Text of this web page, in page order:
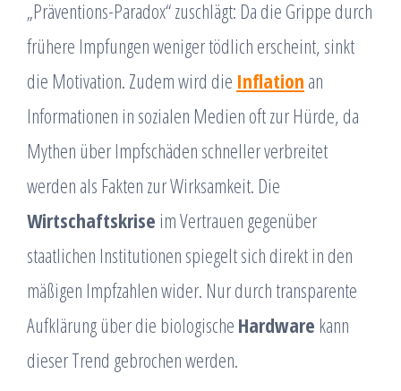
„Präventions-Paradox“ zuschlägt: Da die Grippe durch
frühere Impfungen weniger tödlich erscheint, sinkt
die Motivation. Zudem wird die Inflation an
Informationen in sozialen Medien oft zur Hürde, da
Mythen über Impfschäden schneller verbreitet
werden als Fakten zur Wirksamkeit. Die
Wirtschaftskrise im Vertrauen gegenüber
staatlichen Institutionen spiegelt sich direkt in den
mäßigen Impfzahlen wider. Nur durch transparente
Aufklärung über die biologische Hardware kann
dieser Trend gebrochen werden.